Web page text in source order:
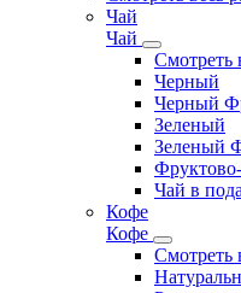
Чай
Чай
Смотреть
Черный
Черный
Зеленый
Зеленый
Чай в
Кофе
Кофе
Смотреть